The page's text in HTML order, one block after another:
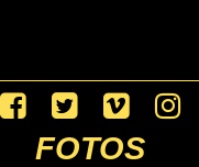
FOTOS